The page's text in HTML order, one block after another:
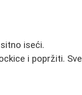
iseći.
i popržiti. Sve